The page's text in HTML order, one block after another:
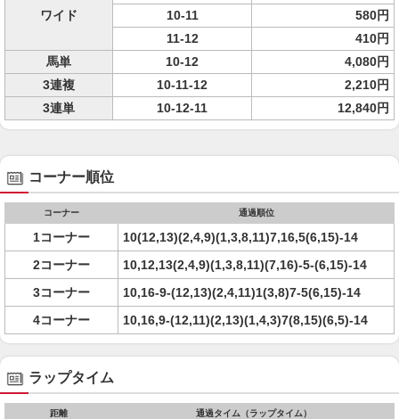
ワイド
10-11
580円
11-12
410円
馬単
10-12
4,080円
3連複
10-11-12
2,210円
3連単
10-12-11 12,840円
コーナー順位
コーナー 通過順位
1コーナー
10(12,13)(2,4,9)(1,3,8,11)7,16,5(6,15)-14
2コーナー
10,12,13(2,4,9)(1,3,8,11)(7,16)-5-(6,15)-14
3コーナー
10,16-9-(12,13)(2,4,11)1(3,8)7-5(6,15)-14
4コーナー
10,16,9-(12,11)(2,13)(1,4,3)7(8,15)(6,5)-14
ラップタイム
距離 通過タイム（ラップタイム）